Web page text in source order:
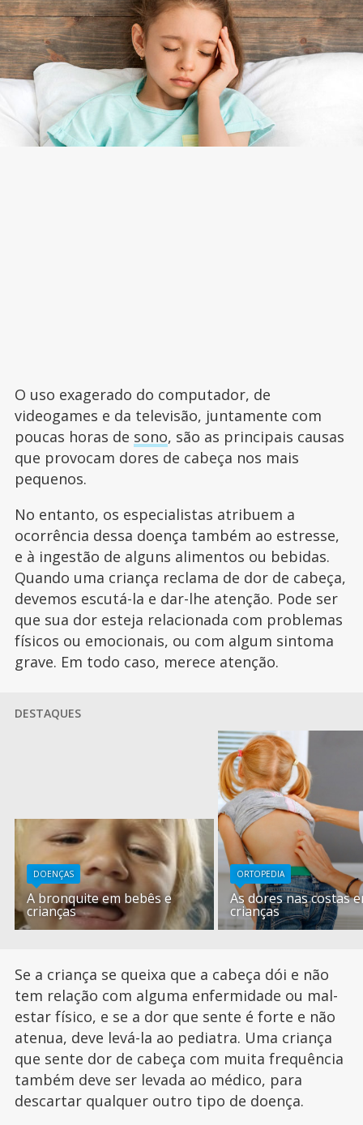
O uso exagerado do computador, de
videogames e da televisão, juntamente com
poucas horas de sono, são as principais causas
que provocam dores de cabeça nos mais
pequenos.
No entanto, os especialistas atribuem a
ocorrência dessa doença também ao estresse,
e à ingestão de alguns alimentos ou bebidas.
Quando uma criança reclama de dor de cabeça,
devemos escutá-la e dar-lhe atenção. Pode ser
que sua dor esteja relacionada com problemas
físicos ou emocionais, ou com algum sintoma
grave. Em todo caso, merece atenção.
DESTAQUES
DOENÇAS
A bronquite em bebês e
crianças
ORTOPEDIA
As dores nas costas
crianças
Se a criança se queixa que a cabeça dói e não
tem relação com alguma enfermidade ou mal-
estar físico, e se a dor que sente é forte e não
atenua, deve levá-la ao pediatra. Uma criança
que sente dor de cabeça com muita frequência
também deve ser levada ao médico, para
descartar qualquer outro tipo de doença.